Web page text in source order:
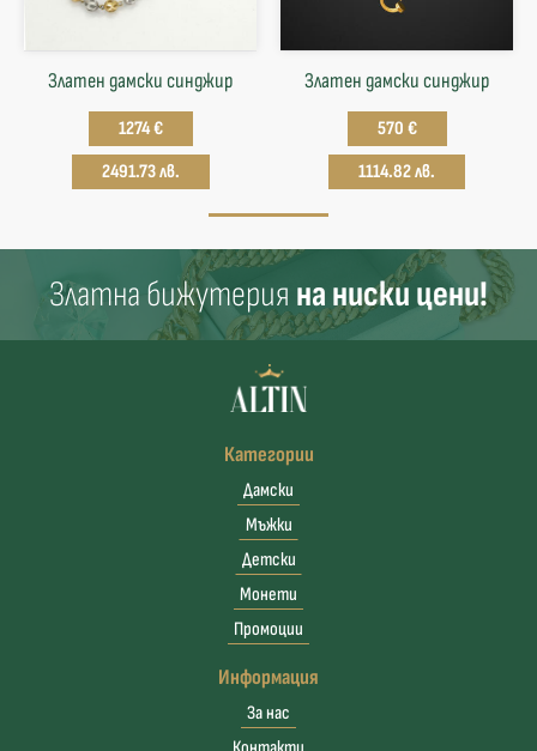
Златен дамски синджир
1274 €
2491.73 лв.
Златен дамски синджир
570 €
1114.82 лв.
Златна бижутерия на ниски цени!
Категории
Дамски
Мъжки
Детски
Монети
Промоции
Информация
За нас